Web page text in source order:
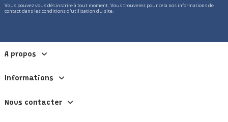
Vous pouvez vous désinscrire à tout moment. Vous trouverez pour cela nos informations de
contact dans les conditions d'utilisation du site.
A propos
Informations
Nous contacter